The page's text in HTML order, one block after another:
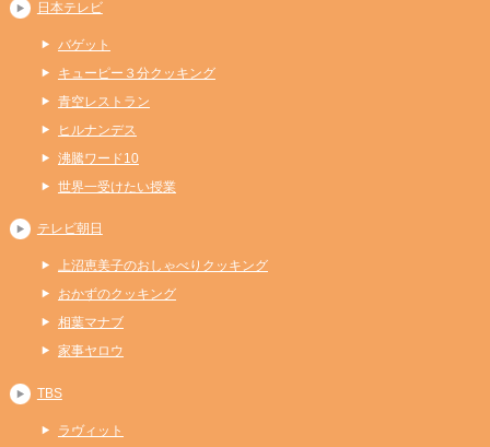
日本テレビ
バゲット
キューピー３分クッキング
青空レストラン
ヒルナンデス
沸騰ワード10
世界一受けたい授業
テレビ朝日
上沼恵美子のおしゃべりクッキング
おかずのクッキング
相葉マナブ
家事ヤロウ
TBS
ラヴィット